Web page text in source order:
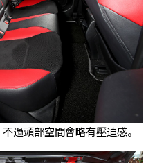
過頭部空間會略有壓迫感。